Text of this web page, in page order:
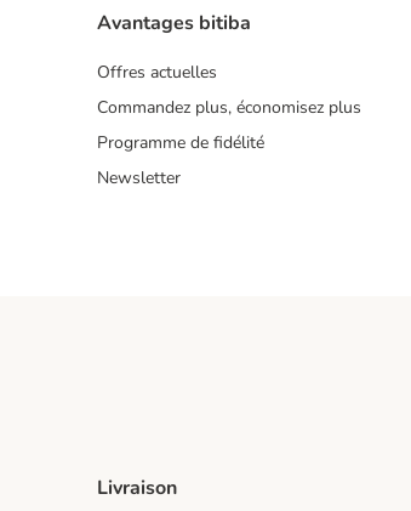
Avantages bitiba
Offres actuelles
Commandez plus, économisez plus
Programme de fidélité
Newsletter
Livraison